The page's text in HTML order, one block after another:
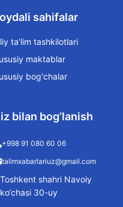
sahifalar
ta’lim tashkilotlari
maktablar
bog‘chalar
bilan bog’lanish
+998 91 080 60 06
talimxabarlariuz@gmail.com
Toshkent shahri Navoiy
ko‘chasi 30-uy